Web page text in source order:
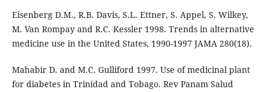
Eisenberg D.M., R.B. Davis, S.L. Ettner, S. Appel, S. Wilkey,
M. Van Rompay and R.C. Kessler 1998. Trends in alternative
medicine use in the United States, 1990-1997 JAMA 280(18).
Mahabir D. and M.C. Gulliford 1997. Use of medicinal plant
for diabetes in Trinidad and Tobago. Rev Panam Salud